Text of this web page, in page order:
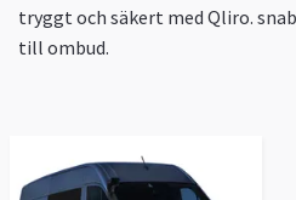
tryggt och säkert med Qliro.
till ombud.